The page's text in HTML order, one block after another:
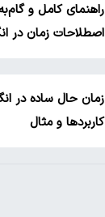
راهنمای کامل و
اصطلاحات زمان در
زمان حال ساده در
کاربردها و مثال